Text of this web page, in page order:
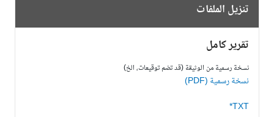
تنزيل الملفات
تقرير كامل
نسخة رسمية من الوثيقة (قد تضم توقيعات، الخ)
نسخة رسمية (PDF)
TXT*